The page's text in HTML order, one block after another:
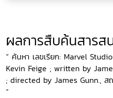
ผลการสืบค้นสารส
“ ค้นหา เลขเรียก: Marvel
Kevin Feige ; written by
; directed by James Gunn., ส
”